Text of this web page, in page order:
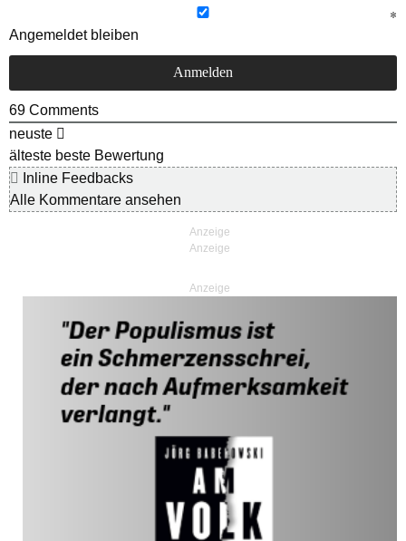
Angemeldet bleiben
69 Comments
neuste
älteste beste Bewertung
Inline Feedbacks
Alle Kommentare ansehen
Anzeige